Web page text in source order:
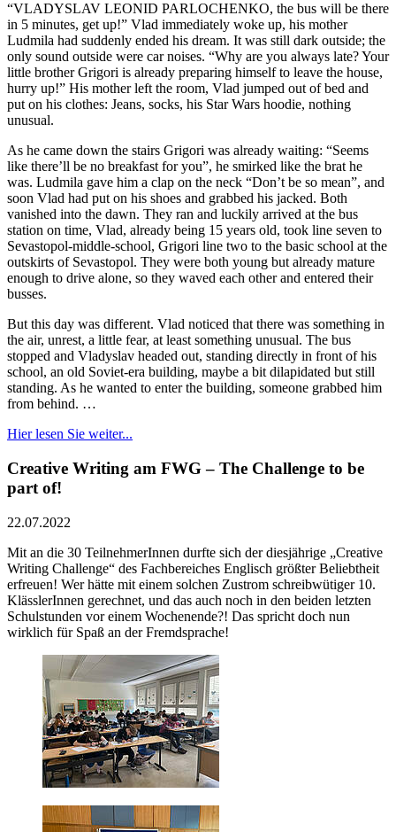
“VLADYSLAV LEONID PARLOCHENKO, the bus will be there
in 5 minutes, get up!” Vlad immediately woke up, his mother
Ludmila had suddenly ended his dream. It was still dark outside; the
only sound outside were car noises. “Why are you always late? Your
little brother Grigori is already preparing himself to leave the house,
hurry up!” His mother left the room, Vlad jumped out of bed and
put on his clothes: Jeans, socks, his Star Wars hoodie, nothing
unusual.
As he came down the stairs Grigori was already waiting: “Seems
like there’ll be no breakfast for you”, he smirked like the brat he
was. Ludmila gave him a clap on the neck “Don’t be so mean”, and
soon Vlad had put on his shoes and grabbed his jacked. Both
vanished into the dawn. They ran and luckily arrived at the bus
station on time, Vlad, already being 15 years old, took line seven to
Sevastopol-middle-school, Grigori line two to the basic school at the
outskirts of Sevastopol. They were both young but already mature
enough to drive alone, so they waved each other and entered their
busses.
But this day was different. Vlad noticed that there was something in
the air, unrest, a little fear, at least something unusual. The bus
stopped and Vladyslav headed out, standing directly in front of his
school, an old Soviet-era building, maybe a bit dilapidated but still
standing. As he wanted to enter the building, someone grabbed him
from behind. …
Hier lesen Sie weiter...
Creative Writing am FWG – The Challenge to be
part of!
22.07.2022
Mit an die 30 TeilnehmerInnen durfte sich der diesjährige „Creative
Writing Challenge“ des Fachbereiches Englisch größter Beliebtheit
erfreuen! Wer hätte mit einem solchen Zustrom schreibwütiger 10.
KlässlerInnen gerechnet, und das auch noch in den beiden letzten
Schulstunden vor einem Wochenende?! Das spricht doch nun
wirklich für Spaß an der Fremdsprache!